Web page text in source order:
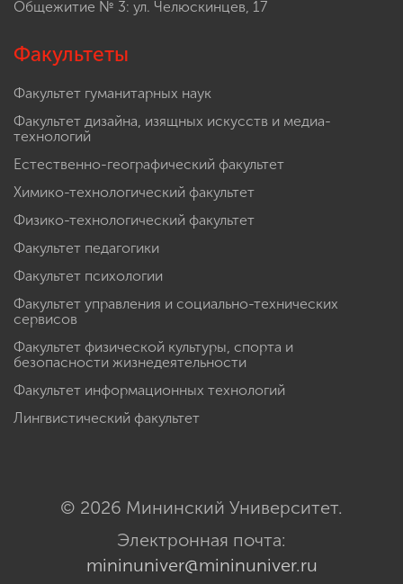
Общежитие № 2: ул. Бекетова, 6
Факультеты
Факультет гуманитарных наук
технологий
Естественно-географический факультет
Химико-технологический факультет
Физико-технологический факультет
Факультет педагогики
Факультет психологии
сервисов
безопасности жизнедеятельности
Факультет информационных технологий
© 2026 Мининский Университет.
Электронная почта: